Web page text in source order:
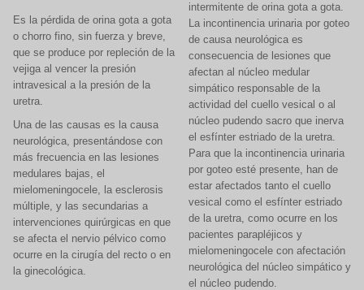
Es la pérdida de orina gota a gota
o chorro fino, sin fuerza y breve,
que se produce por repleción de la
vejiga al vencer la presión
intravesical a la presión de la
uretra.
Una de las causas es la causa
neurológica, presentándose con
más frecuencia en las lesiones
medulares bajas, el
mielomeningocele, la esclerosis
múltiple, y las secundarias a
intervenciones quirúrgicas en que
se afecta el nervio pélvico como
ocurre en la cirugía del recto o en
la ginecológica.
intermitente de orina gota a gota.
La incontinencia urinaria por goteo
de causa neurológica es
consecuencia de lesiones que
afectan al núcleo medular
simpático responsable de la
actividad del cuello vesical o al
núcleo pudendo sacro que inerva
el esfínter estriado de la uretra.
Para que la incontinencia urinaria
por goteo esté presente, han de
estar afectados tanto el cuello
vesical como el esfínter estriado
de la uretra, como ocurre en los
pacientes parapléjicos y
mielomeningocele con afectación
neurológica del núcleo simpático y
el núcleo pudendo.